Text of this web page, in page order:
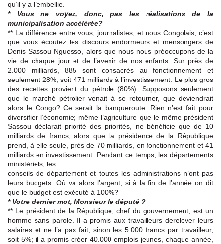
qu’il y a l’embellie.
* Vous ne voyez, donc, pas les réalisations de la
municipalisation accélérée?
** La différence entre vous, journalistes, et nous Congolais, c’est
que vous écoutez les discours endormeurs et mensongers de
Denis Sassou Nguesso, alors que nous nous préoccupons de la
vie de chaque jour et de l’avenir de nos enfants. Sur près de
2.000 milliards, 885 sont consacrés au fonctionnement et
seulement 28%, soit 471 milliards à l’investissement. Le plus gros
des recettes provient du pétrole (80%). Supposons seulement
que le marché pétrolier venait à se retourner, que deviendrait
alors le Congo? Ce serait la banqueroute. Rien n’est fait pour
diversifier l’économie; même l’agriculture que le même président
Sassou déclarait priorité des priorités, ne bénéficie que de 10
milliards de francs, alors que la présidence de la République
prend, à elle seule, près de 70 milliards, en fonctionnement et 41
milliards en investissement. Pendant ce temps, les départements
ministériels, les
conseils de département et toutes les administrations n’ont pas
leurs budgets. Où va alors l’argent, si à la fin de l’année on dit
que le budget est exécuté à 100%?
* Votre dernier mot, Monsieur le député ?
** Le président de la République, chef du gouvernement, est un
homme sans parole. Il a promis aux travailleurs derelever leurs
salaires et ne l’a pas fait, sinon les 5.000 francs par travailleur,
soit 5%; il a promis créer 40.000 emplois jeunes, chaque année,